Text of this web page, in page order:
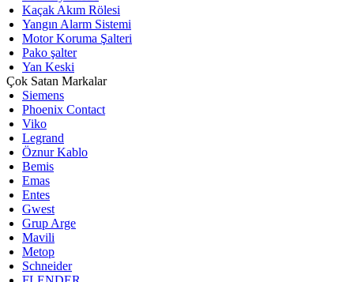
Kaçak Akım Rölesi
Yangın Alarm Sistemi
Motor Koruma Şalteri
Pako şalter
Yan Keski
Çok Satan Markalar
Siemens
Phoenix Contact
Viko
Legrand
Öznur Kablo
Bemis
Emas
Entes
Gwest
Grup Arge
Mavili
Metop
Schneider